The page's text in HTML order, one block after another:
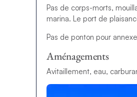
Pas de corps-morts,
marina. Le port de
Pas de ponton pour
Aménagements
Avitaillement, eau,